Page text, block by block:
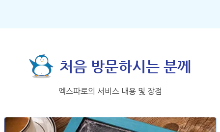
처음 방문하시는 분께
엑스파로의 서비스 내용 및 장점